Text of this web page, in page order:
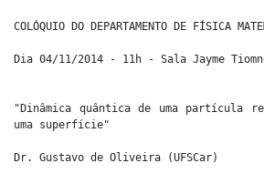
COLÓQUIO DO DEPARTAMENTO DE FÍSICA
Dia 04/11/2014 - 11h - Sala Jayme
"Dinâmica quântica de uma partícula
uma superfície"
Dr. Gustavo de Oliveira (UFSCar)